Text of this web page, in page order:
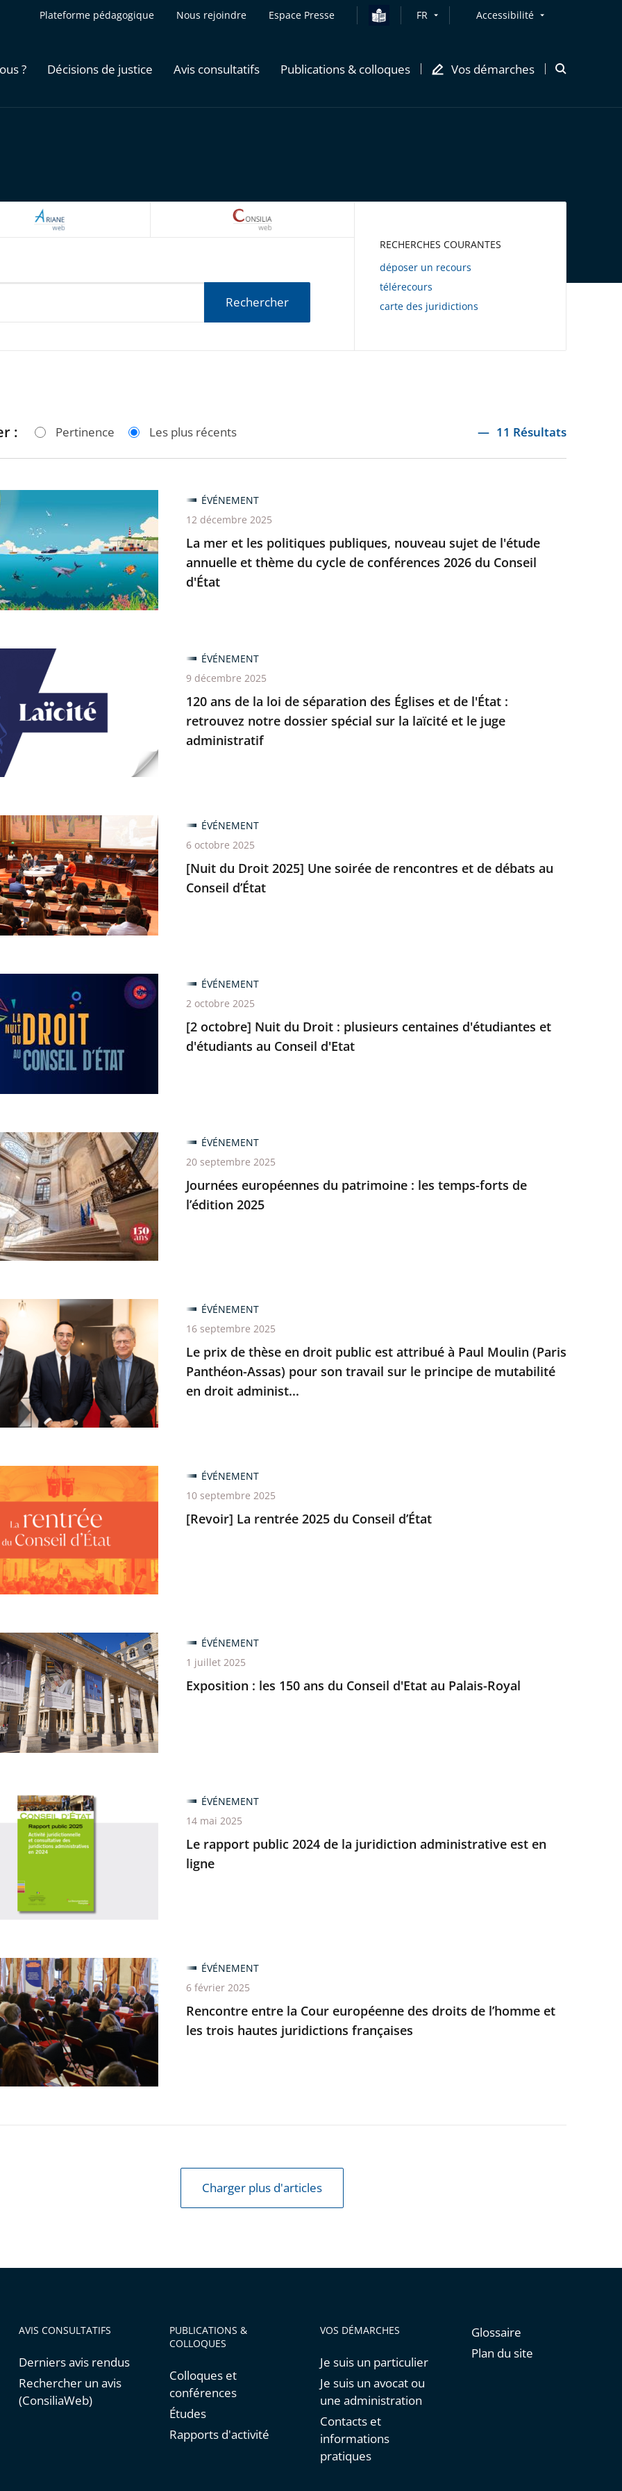
Plateforme pédagogique Nous rejoindre Espace Presse FR Accessibilité
? Décisions de justice Avis consultatifs Publications & colloques Vos démarches
Ouvrir
ARIANEWEB
Rechercher
RECHERCHES COURANTES
déposer un recours
télérecours
carte des juridictions
: Pertinence Les plus récents 11 Résultats
La mer et les politiques publiques, nouveau sujet de l'étude
annuelle et thème du cycle de conférences 2026 du Conseil
d'État
ÉVÉNEMENT
12 décembre 2025
120 ans de la loi de séparation des Églises et de l'État :
retrouvez notre dossier spécial sur la laïcité et le juge
administratif
ÉVÉNEMENT
9 décembre 2025
[Nuit du Droit 2025] Une soirée de rencontres et de débats au
Conseil d’État
ÉVÉNEMENT
6 octobre 2025
[2 octobre] Nuit du Droit : plusieurs centaines d'étudiantes et
d'étudiants au Conseil d'Etat
ÉVÉNEMENT
2 octobre 2025
Journées européennes du patrimoine : les temps-forts de
l’édition 2025
ÉVÉNEMENT
20 septembre 2025
Le prix de thèse en droit public est attribué à Paul Moulin (Paris
Panthéon-Assas) pour son travail sur le principe de mutabilité
en droit administ...
ÉVÉNEMENT
16 septembre 2025
[Revoir] La rentrée 2025 du Conseil d’État
ÉVÉNEMENT
10 septembre 2025
Exposition : les 150 ans du Conseil d'Etat au Palais-Royal
ÉVÉNEMENT
1 juillet 2025
Le rapport public 2024 de la juridiction administrative est en
ligne
ÉVÉNEMENT
14 mai 2025
Rencontre entre la Cour européenne des droits de l’homme et
les trois hautes juridictions françaises
ÉVÉNEMENT
6 février 2025
Charger plus d'articles
AVIS CONSULTATIFS
Derniers avis rendus
Rechercher un avis
(ConsiliaWeb)
PUBLICATIONS &
COLLOQUES
Colloques et
conférences
Études
Rapports d'activité
VOS DÉMARCHES
Je suis un particulier
Je suis un avocat ou
une administration
Contacts et
informations
pratiques
Glossaire
Plan du site